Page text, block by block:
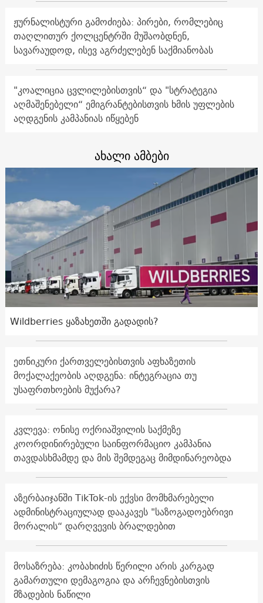
ჟურნალისტური გამოძიება: პირები, რომლებიც
თაღლითურ ქოლცენტრში მუშაობდნენ,
სავარაუდოდ, ისევ აგრძელებენ საქმიანობას
"კოალიცია ცვლილებისთვის“ და "სტრატეგია
აღმაშენებელი“ ემიგრანტებისთვის ხმის უფლების
აღდგენის კამპანიას იწყებენ
ახალი ამბები
Wildberries ყაზახეთში გადადის?
ეთნიკური ქართველებისთვის აფხაზეთის
მოქალაქეობის აღდგენა: ინტეგრაცია თუ
უსაფრთხოების მუქარა?
კვლევა: ონისე ოქრიაშვილის საქმეზე
კოორდინირებული საინფორმაციო კამპანია
თავდასხმამდე და მის შემდეგაც მიმდინარეობდა
აზერბაიჯანში TikTok-ის ექვსი მომხმარებელი
ადმინისტრაციულად დააკავეს "საზოგადოებრივი
მორალის“ დარღვევის ბრალდებით
მოსაზრება: კობახიძის წერილი არის კარგად
გამართული დემაგოგია და არჩევნებისთვის
მზადების ნაწილი